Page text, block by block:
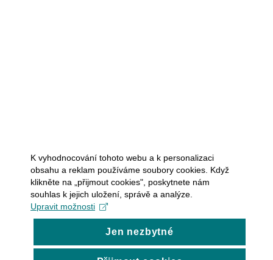
K vyhodnocování tohoto webu a k personalizaci
obsahu a reklam používáme soubory cookies. Když
klikněte na „přijmout cookies", poskytnete nám
souhlas k jejich uložení, správě a analýze.
Upravit možnosti
Jen nezbytné